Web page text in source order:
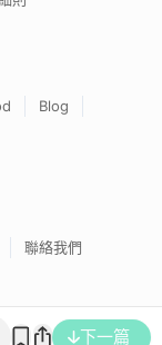
下一篇
Blog
聯絡我們